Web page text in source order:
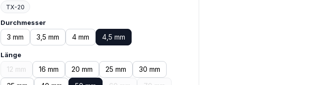
TX-20
Durchmesser
3 mm 3,5 mm 4 mm 4,5 mm
Länge
12 mm 16 mm 20 mm 25 mm
30 mm